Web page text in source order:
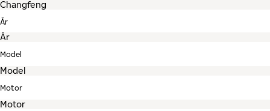
År
Model
Motor